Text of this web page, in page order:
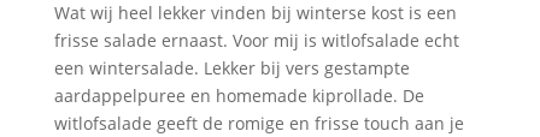
Wat wij heel lekker vinden bij winterse kost is een
frisse salade ernaast. Voor mij is witlofsalade echt
een wintersalade. Lekker bij vers gestampte
aardappelpuree en homemade kiprollade. De
witlofsalade geeft de romige en frisse touch aan je